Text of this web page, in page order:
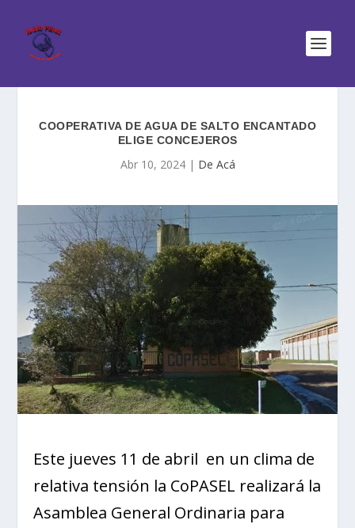
COOPERATIVA DE AGUA DE SALTO ENCANTADO
ELIGE CONCEJEROS
Abr 10, 2024| De Acá
Este jueves 11 de abril en un clima de
relativa tensión la CoPASEL realizará la
Asamblea General Ordinaria para